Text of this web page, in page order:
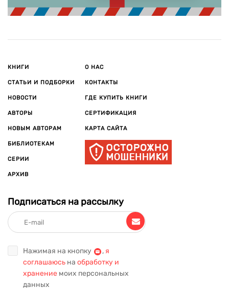
КНИГИ
СТАТЬИ И ПОДБОРКИ
НОВОСТИ
АВТОРЫ
НОВЫМ АВТОРАМ
БИБЛИОТЕКАМ
СЕРИИ
АРХИВ
О НАС
КОНТАКТЫ
ГДЕ КУПИТЬ КНИГИ
СЕРТИФИКАЦИЯ
КАРТА САЙТА
Подписаться на рассылку
Нажимая на кнопку , я
соглашаюсь на обработку и
хранение моих персональных
данных